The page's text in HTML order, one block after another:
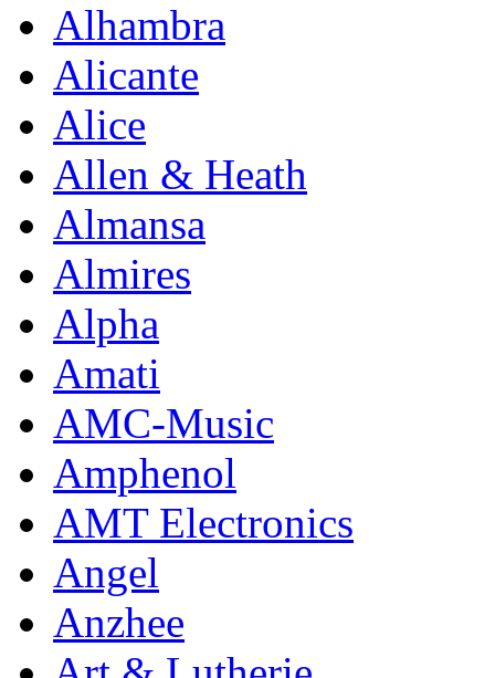
Alhambra
Alicante
Alice
Allen & Heath
Almansa
Almires
Alpha
Amati
AMC-Music
Amphenol
AMT Electronics
Angel
Anzhee